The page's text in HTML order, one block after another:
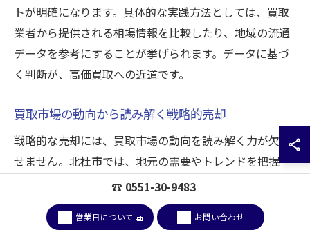
トが明確になります。具体的な実践方法としては、買取
業者から提供される相場情報を比較したり、地域の流通
データを参考にすることが挙げられます。データに基づ
く判断が、高価買取への近道です。
買取市場の動向から読み解く戦略的売却
戦略的な売却には、買取市場の動向を読み解く力が欠か
せません。北杜市では、地元の需要やトレンドを把握
し、強みを活かすことが重要です。例えば、地元で人気
のある車種や季節ごとの価格変動を意識した売却計画を
立てることで、査定額を最大化できます。こうした戦略
☎ 0551-30-9483
営業日について お問い合わせ